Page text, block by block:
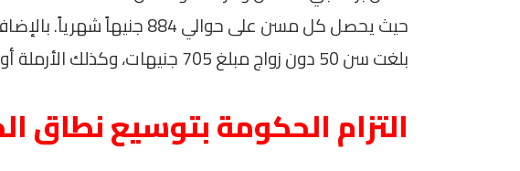
حيث يحصل كل مسن على حوالي 884
بلغت سن 50 دون زواج مبلغ 705 جنيهات، وكذلك الأرملة أو المطلقة التي لم تنجب.
التزام الحكومة بتوسيع نطاق